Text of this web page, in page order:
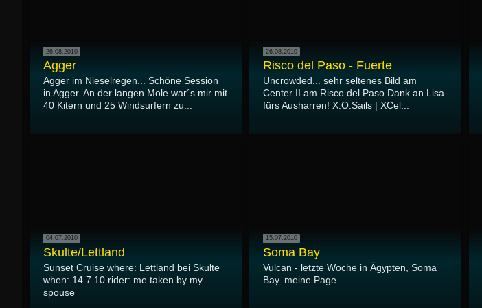
26.08.2010
Agger
Agger im Nieselregen... Schöne Session
in Agger. An der langen Mole war´s mir mit
40 Kitern und 25 Windsurfern zu...
26.08.2010
Risco del Paso - Fuerte
Uncrowded... sehr seltenes Bild am
Center II am Risco del Paso Dank an Lisa
fürs Ausharren! X.O.Sails | XCel...
04.07.2010
Skulte/Lettland
Sunset Cruise where: Lettland bei Skulte
when: 14.7.10 rider: me taken by my
spouse
15.07.2010
Soma Bay
Vulcan - letzte Woche in Ägypten, Soma
Bay. meine Page...